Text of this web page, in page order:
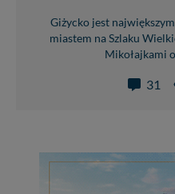
Giżycko jest
miastem na Szlaku
Mikołajkami
31